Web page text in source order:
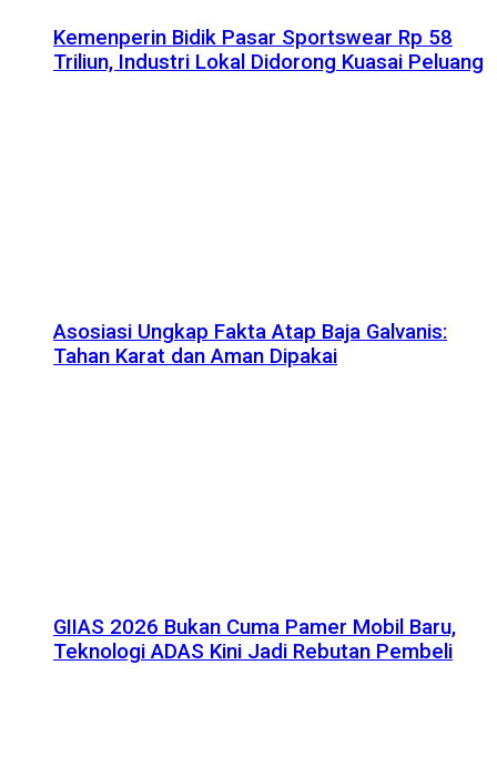
Kemenperin Bidik Pasar Sportswear Rp 58
Triliun, Industri Lokal Didorong Kuasai Peluang
Asosiasi Ungkap Fakta Atap Baja Galvanis:
Tahan Karat dan Aman Dipakai
GIIAS 2026 Bukan Cuma Pamer Mobil Baru,
Teknologi ADAS Kini Jadi Rebutan Pembeli